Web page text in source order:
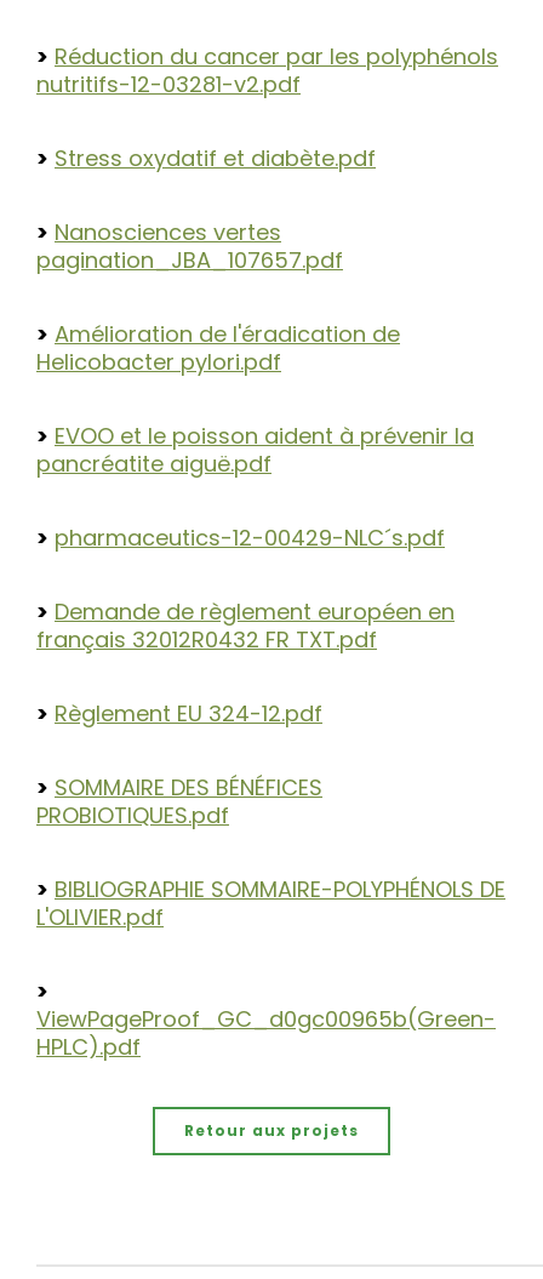
> Réduction du cancer par les polyphénols
nutritifs-12-03281-v2.pdf
> Stress oxydatif et diabète.pdf
> Nanosciences vertes
pagination_JBA_107657.pdf
> Amélioration de l'éradication de
Helicobacter pylori.pdf
> EVOO et le poisson aident à prévenir la
pancréatite aiguë.pdf
> pharmaceutics-12-00429-NLC´s.pdf
> Demande de règlement européen en
français 32012R0432 FR TXT.pdf
> Règlement EU 324-12.pdf
> SOMMAIRE DES BÉNÉFICES
PROBIOTIQUES.pdf
> BIBLIOGRAPHIE SOMMAIRE-POLYPHÉNOLS DE
L'OLIVIER.pdf
>
ViewPageProof_GC_d0gc00965b(Green-
HPLC).pdf
Retour aux projets